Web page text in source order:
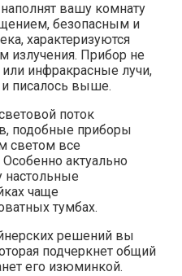
вашу комнату
безопасным и
характеризуются
излучения. Прибор не
инфракрасные лучи,
и писалось выше.
поток
подобные приборы
светом все
актуально
настольные
чаще
тумбах.
решений вы
подчеркнет общий
его изюминкой.